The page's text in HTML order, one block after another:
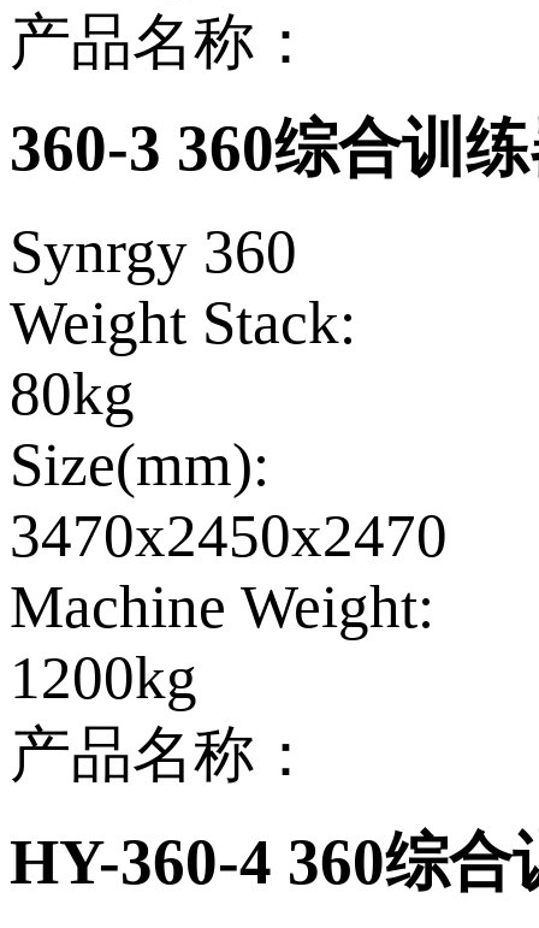
产品名称：
360-3 360综合训
Synrgy 360
Weight Stack:
80kg
Size(mm):
3470x2450x2470
Machine Weight:
1200kg
产品名称：
HY-360-4 360综